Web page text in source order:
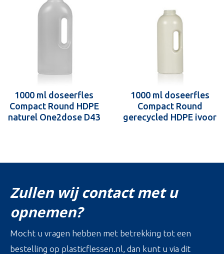
1000 ml doseerfles
Compact Round HDPE
naturel One2dose D43
1000 ml doseerfles
Compact Round
gerecycled HDPE ivoor
Zullen wij contact met u
opnemen?
Mocht u vragen hebben met betrekking tot een
bestelling op plasticflessen.nl, dan kunt u via dit